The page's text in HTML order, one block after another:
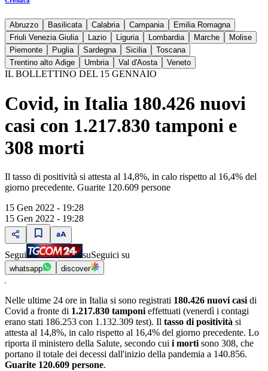
Abruzzo Basilicata Calabria Campania
Emilia Romagna
Friuli Venezia Giulia
Lazio Liguria Lombardia Marche
Molise
Piemonte
Puglia Sardegna Sicilia
Toscana
Trentino alto Adige
Umbria Val d'Aosta Veneto
IL BOLLETTINO DEL 15 GENNAIO
Covid, in Italia 180.426 nuovi
casi con 1.217.830 tamponi e
308 morti
Il tasso di positività si attesta al 14,8%, in calo rispetto al 16,4% del
giorno precedente. Guarite 120.609 persone
15 Gen 2022 - 19:28
15 Gen 2022 - 19:28
Segui suSeguici su
whatsapp discover
Nelle ultime 24 ore in Italia si sono registrati 180.426 nuovi casi di
Covid a fronte di 1.217.830 tamponi effettuati (venerdì i contagi
erano stati 186.253 con 1.132.309 test). Il tasso di positività si
attesta al 14,8%, in calo rispetto al 16,4% del giorno precedente. Lo
riporta il ministero della Salute, secondo cui i morti sono 308, che
portano il totale dei decessi dall'inizio della pandemia a 140.856.
Guarite 120.609 persone.